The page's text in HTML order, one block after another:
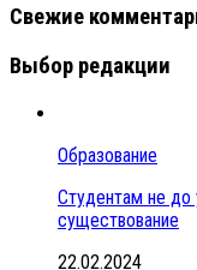
Свежие
Выбор редакции
Образование
Студентам не до
существование
22.02.2024